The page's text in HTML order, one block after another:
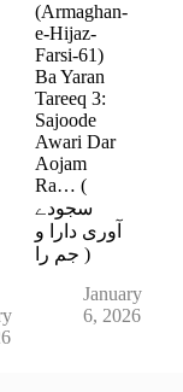
(Armaghan-
e-Hijaz-
Farsi-61)
Ba Yaran
Tareeq 3:
Sajoode
Awari Dar
Aojam
Ra… (
سجودے
آوری دارا و
جم را )
January
6, 2026